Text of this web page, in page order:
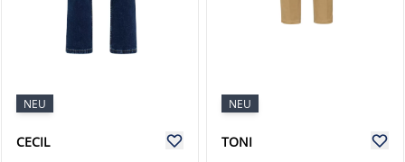
NEU
CECIL
NEU
TONI